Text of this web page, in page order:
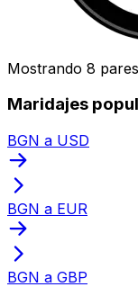
Mostrando 8
Maridajes
BGN a USD
BGN a EUR
BGN a GBP